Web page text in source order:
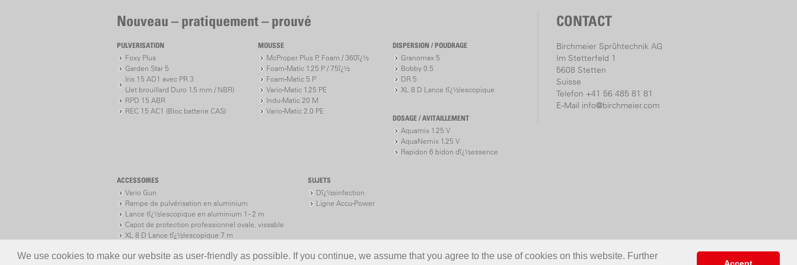
We use cookies to make our website as user-friendly as possible. If you continue, we assume that you agree to the use of cookies on this website. Further
Nouveau – pratiquement – prouvé
PULVERISATION
Foxy Plus
Garden Star 5
Iris 15 AD1 avec PR 3
(Jet brouillard Duro 1.5 mm / NBR)
RPD 15 ABR
REC 15 AC1 (Bloc batterie CAS)
MOUSSE
McProper Plus P, Foam / 360ï¿½
Foam-Matic 1.25 P / 75ï¿½
Foam-Matic 5 P
Vario-Matic 1.25 PE
Indu-Matic 20 M
Vario-Matic 2.0 PE
DISPERSION / POUDRAGE
Granomax 5
Bobby 0.5
DR 5
XL 8 D Lance tï¿½lescopique
DOSAGE / AVITAILLEMENT
Aquamix 1.25 V
AquaNemix 1.25 V
Rapidon 6 bidon dï¿½essence
ACCESSOIRES
Vario Gun
Rampe de pulvérisation en aluminium
Lance tï¿½lescopique en aluminium 1 - 2 m
Capot de protection professionnel ovale, vissable
XL 8 D Lance tï¿½lescopique 7 m
SUJETS
Dï¿½sinfection
Ligne Accu-Power
CONTACT
Birchmeier Sprühtechnik AG
Im Stetterfeld 1
5608 Stetten
Suisse
Telefon +41 56 485 81 81
E-Mail info@birchmeier.com